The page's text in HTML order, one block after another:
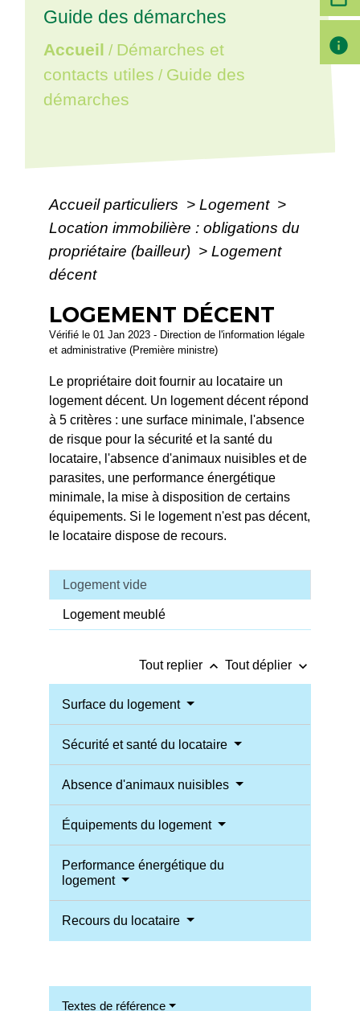
Guide des démarches
Accueil / Démarches et
contacts utiles / Guide des
démarches
Accueil particuliers > Logement >
Location immobilière : obligations du
propriétaire (bailleur) > Logement
décent
LOGEMENT DÉCENT
Vérifié le 01 Jan 2023 - Direction de l'information légale
et administrative (Première ministre)
Le propriétaire doit fournir au locataire un
logement décent. Un logement décent répond
à 5 critères : une surface minimale, l'absence
de risque pour la sécurité et la santé du
locataire, l'absence d'animaux nuisibles et de
parasites, une performance énergétique
minimale, la mise à disposition de certains
équipements. Si le logement n'est pas décent,
le locataire dispose de recours.
Logement vide
Logement meublé
Tout replier keyboard_arrow_up Tout déplier keyboard_arrow_down
Surface du logement
Sécurité et santé du locataire
Absence d'animaux nuisibles
Équipements du logement
Performance énergétique du
logement
Recours du locataire
Textes de référence
info